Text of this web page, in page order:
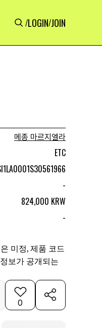
/LOGIN/JOIN
메종 마르지엘라
ETC
-
824,000 KRW
-
미정, 제품 코드
정보가 공개되는
0